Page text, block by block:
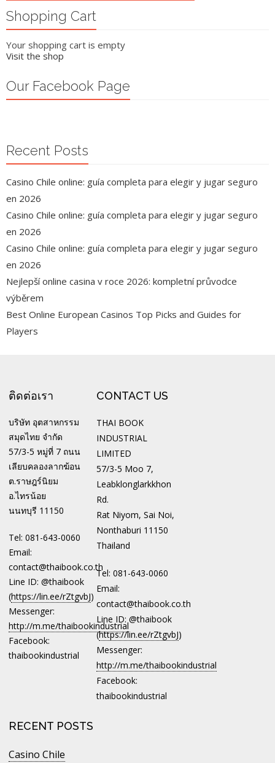
Shopping Cart
Your shopping cart is empty
Visit the shop
Our Facebook Page
Recent Posts
Casino Chile online: guía completa para elegir y jugar seguro
en 2026
Casino Chile online: guía completa para elegir y jugar seguro
en 2026
Casino Chile online: guía completa para elegir y jugar seguro
en 2026
Nejlepší online casina v roce 2026: kompletní průvodce
výběrem
Best Online European Casinos Top Picks and Guides for
Players
ติดต่อเรา
บริษัท อุตสาหกรรม
สมุดไทย จำกัด
57/3-5 หมู่ที่ 7 ถนน
เลียบคลองลากฆ้อน
ต.ราษฎร์นิยม
อ.ไทรน้อย
นนทบุรี 11150
Tel: 081-643-0060
Email:
contact@thaibook.co.th
Line ID: @thaibook
(https://lin.ee/rZtgvbJ)
Messenger:
http://m.me/thaibookindustrial
Facebook:
thaibookindustrial
CONTACT US
THAI BOOK
INDUSTRIAL
LIMITED
57/3-5 Moo 7,
Leabklonglarkkhon
Rd.
Rat Niyom, Sai Noi,
Nonthaburi 11150
Thailand
Tel: 081-643-0060
Email:
contact@thaibook.co.th
Line ID: @thaibook
(https://lin.ee/rZtgvbJ)
Messenger:
http://m.me/thaibookindustrial
Facebook:
thaibookindustrial
RECENT POSTS
Casino Chile